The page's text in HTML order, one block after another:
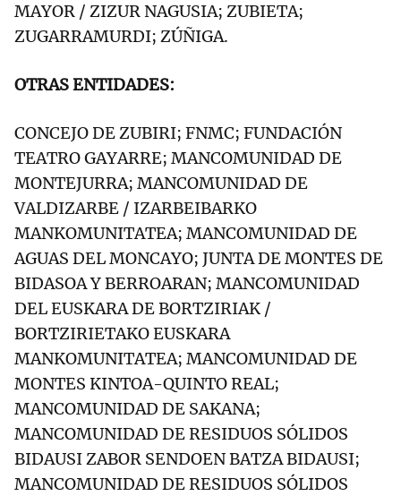
MAYOR / ZIZUR NAGUSIA; ZUBIETA;
ZUGARRAMURDI; ZÚÑIGA.
OTRAS ENTIDADES:
CONCEJO DE ZUBIRI; FNMC; FUNDACIÓN
TEATRO GAYARRE; MANCOMUNIDAD DE
MONTEJURRA; MANCOMUNIDAD DE
VALDIZARBE / IZARBEIBARKO
MANKOMUNITATEA; MANCOMUNIDAD DE
AGUAS DEL MONCAYO; JUNTA DE MONTES DE
BIDASOA Y BERROARAN; MANCOMUNIDAD
DEL EUSKARA DE BORTZIRIAK /
BORTZIRIETAKO EUSKARA
MANKOMUNITATEA; MANCOMUNIDAD DE
MONTES KINTOA-QUINTO REAL;
MANCOMUNIDAD DE SAKANA;
MANCOMUNIDAD DE RESIDUOS SÓLIDOS
BIDAUSI ZABOR SENDOEN BATZA BIDAUSI;
MANCOMUNIDAD DE RESIDUOS SÓLIDOS